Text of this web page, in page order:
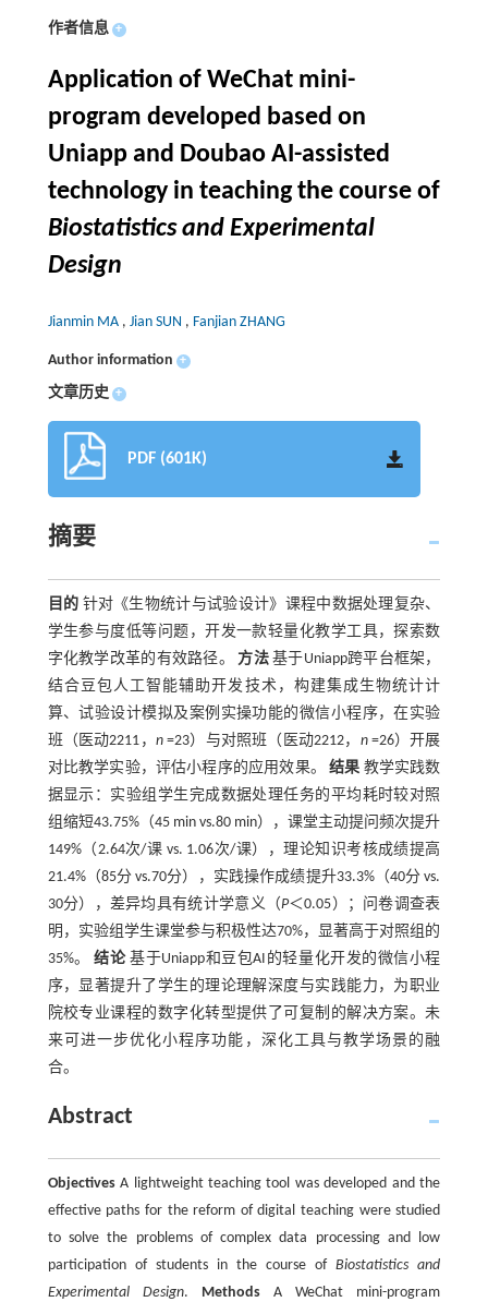
作者信息 +
Application of WeChat mini-
program developed based on
Uniapp and Doubao AI-assisted
technology in teaching the course of
Biostatistics and Experimental
Design
Jianmin MA , Jian SUN , Fanjian ZHANG
Author information +
文章历史 +
PDF (601K)
摘要
目的 针对《生物统计与试验设计》课程中数据处理复杂、
学生参与度低等问题，开发一款轻量化教学工具，探索数
字化教学改革的有效路径。方法基于Uniapp跨平台框架，
结合豆包人工智能辅助开发技术，构建集成生物统计计
算、试验设计模拟及案例实操功能的微信小程序，在实验
班（医动2211， n=23）与对照班（医动2212， n=26）开展
对比教学实验，评估小程序的应用效果。结果 教学实践数
据显示：实验组学生完成数据处理任务的平均耗时较对照
组缩短43.75%（45 min vs.80 min），课堂主动提问频次提升
149%（2.64次/课 vs. 1.06次/课），理论知识考核成绩提高
21.4%（85分 vs.70分），实践操作成绩提升33.3%（40分 vs.
30分），差异均具有统计学意义（P＜0.05）；问卷调查表
明，实验组学生课堂参与积极性达70%，显著高于对照组的
35%。结论基于Uniapp和豆包AI的轻量化开发的微信小程
序，显著提升了学生的理论理解深度与实践能力，为职业
院校专业课程的数字化转型提供了可复制的解决方案。未
来可进一步优化小程序功能，深化工具与教学场景的融
合。
Abstract
ObjectivesA lightweight teaching tool was developed and the
effective paths for the reform of digital teaching were studied
to solve the problems of complex data processing and low
participation of students in the course ofBiostatistics and
Experimental Design. MethodsA WeChat mini-program